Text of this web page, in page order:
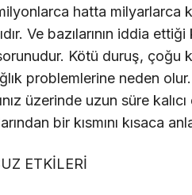
hatta milyarlarca
Ve bazılarının iddia
Kötü duruş, çoğu
problemlerine neden olur.
üzerinde uzun süre
bir kısmını kısaca
ETKİLERİ